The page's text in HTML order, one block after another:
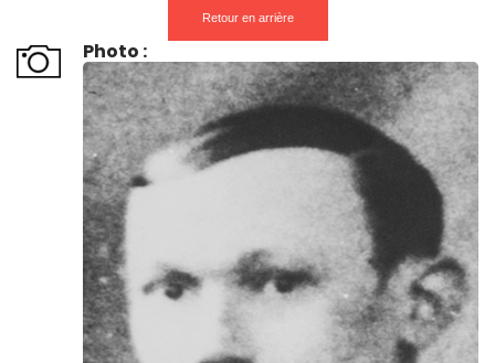
Retour en arrière
Photo :